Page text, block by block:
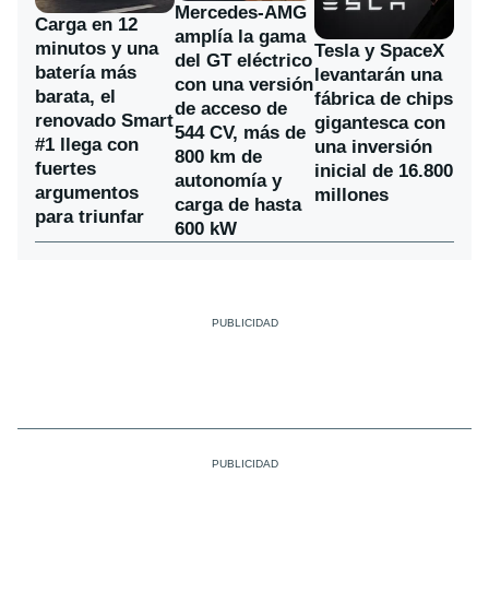
Carga en 12
minutos y una
batería más
barata, el
renovado Smart
#1 llega con
fuertes
argumentos
para triunfar
Mercedes-AMG
amplía la gama
del GT eléctrico
con una versión
de acceso de
544 CV, más de
800 km de
autonomía y
carga de hasta
600 kW
Tesla y SpaceX
levantarán una
fábrica de chips
gigantesca con
una inversión
inicial de 16.800
millones